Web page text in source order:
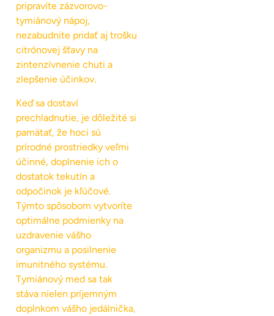
pripravíte zázvorovo-
tymiánový nápoj,
nezabudnite pridať aj trošku
citrónovej šťavy na
zintenzívnenie chuti a
zlepšenie účinkov.
Keď sa dostaví
prechladnutie, je dôležité si
pamätať, že hoci sú
prírodné prostriedky veľmi
účinné, doplnenie ich o
dostatok tekutín a
odpočinok je kľúčové.
Týmto spôsobom vytvoríte
optimálne podmienky na
uzdravenie vášho
organizmu a posilnenie
imunitného systému.
Tymiánový med sa tak
stáva nielen príjemným
doplnkom vášho jedálnička,